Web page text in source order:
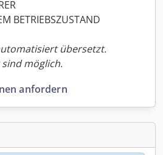
BETRIEBSZUSTAND
übersetzt.
möglich.
anfordern